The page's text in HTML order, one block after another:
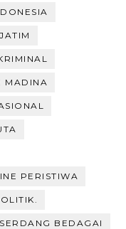
MADINA
PERISTIWA
BEDAGAI